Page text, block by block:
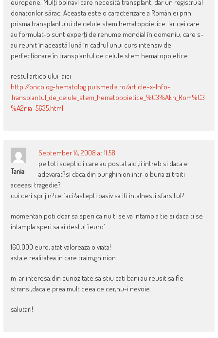
europene. Mulţi bolnavi care necesită tran­s­plant, dar un registru al
donatorilor sărac. Aceasta este o caracterizare a României prin
prisma transplantului de celule stem hematopoietice. Iar cei care
au for­­mulat-o sunt ex­perţi de renume mondial în domeniu, care s-
au reunit în această lună în cadrul unui curs intensiv de
perfecţionare în transplantul de celule stem hematopoietice.
restul articolului–aici
http://oncolog-hematolog.pulsmedia.ro/article–x-Info-
Transplantul_de_celule_stem_hematopoietice_%C3%AEn_Rom%C3
%A2nia–5635.html
Tania
September 14, 2008 at 11:58
pe toti scepticii care au postat aici,ii intreb si daca e
adevarat?si daca,din pur ghinion,intr-o buna zi,traiti
aceeasi tragedie?
cui ceri sprijin?ce faci?astepti pasiv sa iti intalnesti sfarsitul?
momentan poti doar sa speri ca nu ti se va intampla tie si daca ti se
intampla speri sa ai destui ‘ieuro’.
160.000 euro, atat valoreaza o viata!
asta e realitatea in care traim,ghinion.
m-ar interesa,din curiozitate,sa stiu cati bani au reusit sa fie
stransi,daca e prea mult ceea ce cer,nu-i nevoie.
salutari!